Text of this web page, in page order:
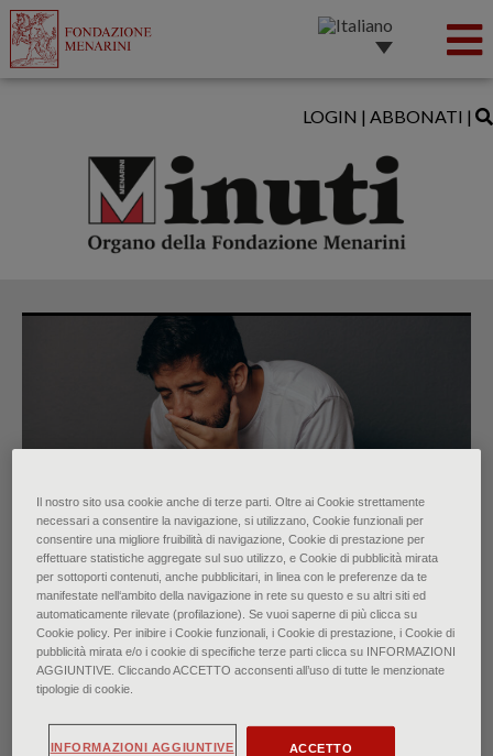
LOGIN | ABBONATI |
Valutazione e trattamento
della nausea e del vomito
negli adulti
di Dr.ssa Tracy Johns, dr.ssa Elizabeth Lawrence
∙ Novembre 2024
Il nostro sito usa cookie anche di terze parti. Oltre ai Cookie strettamente
necessari a consentire la navigazione, si utilizzano, Cookie funzionali per
consentire una migliore fruibilità di navigazione, Cookie di prestazione per
effettuare statistiche aggregate sul suo utilizzo, e Cookie di pubblicità mirata
per sottoporti contenuti, anche pubblicitari, in linea con le preferenze da te
manifestate nell‘ambito della navigazione in rete su questo e su altri siti ed
automaticamente rilevate (profilazione). Se vuoi saperne di più clicca su
Cookie policy. Per inibire i Cookie funzionali, i Cookie di prestazione, i Cookie di
pubblicità mirata e/o i cookie di specifiche terze parti clicca su INFORMAZIONI
AGGIUNTIVE. Cliccando ACCETTO acconsenti all’uso di tutte le menzionate
tipologie di cookie.
ACCETTO
INFORMAZIONI AGGIUNTIVE